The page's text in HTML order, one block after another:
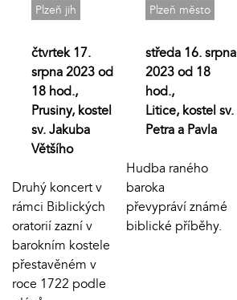
Plzeň jih
čtvrtek 17.
srpna 2023 od
18 hod.,
Prusiny, kostel
sv. Jakuba
Většího
Druhý koncert v
rámci Biblických
oratorií zazní v
barokním kostele
přestavěném v
roce 1722 podle
Plzeň město
středa 16. srpna
2023 od 18
hod.,
Litice, kostel sv.
Petra a Pavla
Hudba raného
baroka
převypráví známé
biblické příběhy.